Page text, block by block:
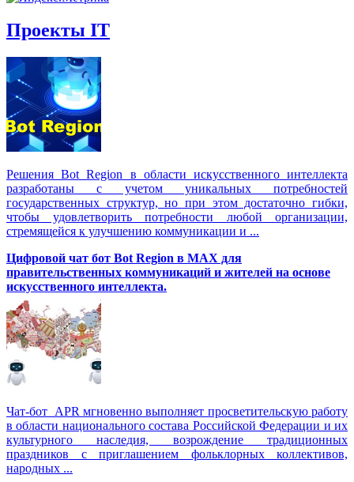
Проекты IT
Решения Вot Region в области искусственного интеллекта
разработаны с учетом уникальных потребностей
государственных структур, но при этом достаточно гибки,
чтобы удовлетворить потребности любой организации,
стремящейся к улучшению коммуникации и ...
Цифровой чат бот Вot Region в MAX для
правительственных коммуникаций и жителей на основе
искусственного интеллекта.
Чат-бот APR мгновенно выполняет просветительскую работу
в области национального состава Российской Федерации и их
культурного наследия, возрождение традиционных
праздников с приглашением фольклорных коллективов,
народных ...